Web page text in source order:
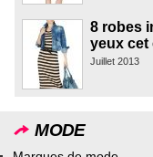
8 robes
yeux cet
Juillet 2013
MODE